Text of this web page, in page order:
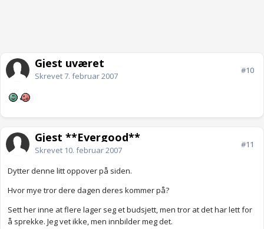
Gjest uværet
Skrevet7. februar 2007
#10
Gjest **Evergood**
Skrevet 10. februar 2007
#11
Dytter denne litt oppover på siden.
Hvor mye tror dere dagen deres kommer på?
Sett her inne at flere lager seg et budsjett, men tror at det har lett for
å sprekke. Jeg vet ikke, men innbilder meg det.